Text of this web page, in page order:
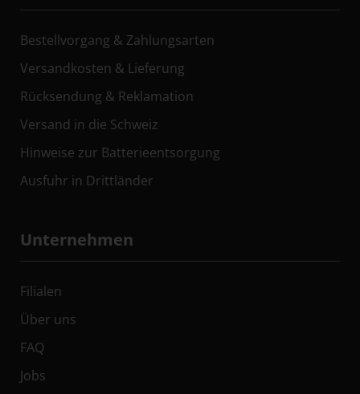
Bestellvorgang & Zahlungsarten
Versandkosten & Lieferung
Rücksendung & Reklamation
Versand in die Schweiz
Hinweise zur Batterieentsorgung
Ausfuhr in Drittländer
Unternehmen
Filialen
Über uns
FAQ
Jobs